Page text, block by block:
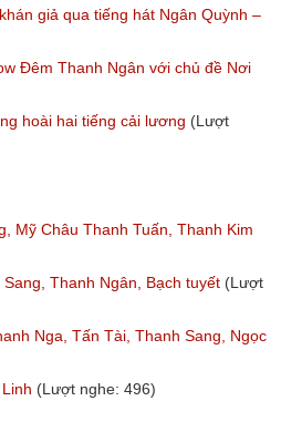
giả qua tiếng hát Ngân Quỳnh –
5
Đêm Thanh Ngân với chủ đề Nơi
2006 phần 1/2
hoài hai tiếng cải lương (Lượt
Mỹ Châu Thanh Tuấn, Thanh Kim
Thanh Ngân, Bạch tuyết (Lượt
Nga, Tấn Tài, Thanh Sang, Ngọc
(Lượt nghe: 496)